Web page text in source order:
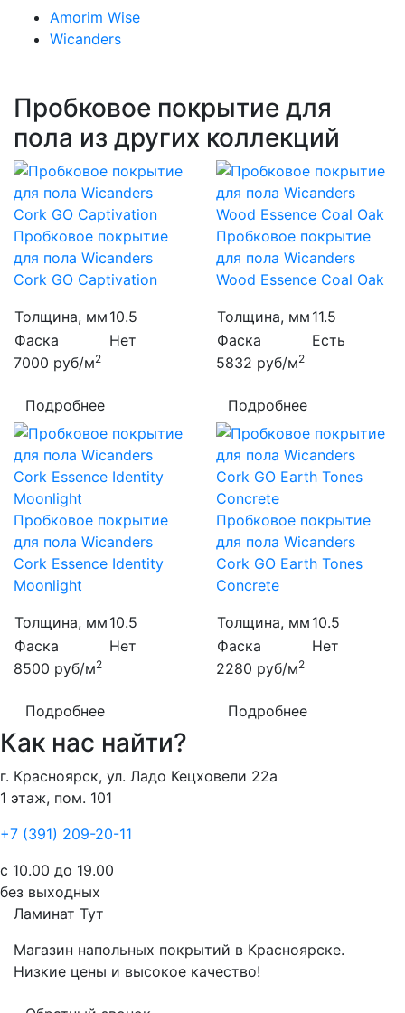
Amorim Wise
Wicanders
Пробковое покрытие для
пола из других коллекций
Пробковое покрытие
для пола Wicanders
Cork GO Captivation
Толщина, мм 10.5
Фаска
Нет
7000 руб/м2
Подробнее
Пробковое покрытие
для пола Wicanders
Wood Essence Coal Oak
Толщина, мм 11.5
Фаска
Есть
5832 руб/м2
Подробнее
Пробковое покрытие
для пола Wicanders
Cork Essence Identity
Moonlight
Толщина, мм 10.5
Фаска
Нет
8500 руб/м2
Подробнее
Пробковое покрытие
для пола Wicanders
Cork GO Earth Tones
Concrete
Толщина, мм 10.5
Фаска
Нет
2280 руб/м2
Подробнее
Как нас найти?
г. Красноярск, ул. Ладо Кецховели 22а
1 этаж, пом. 101
+7 (391) 209-20-11
с 10.00 до 19.00
без выходных
Ламинат Тут
Магазин напольных покрытий в Красноярске.
Низкие цены и высокое качество!